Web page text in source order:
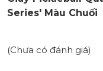
Series' Màu Chuối
(Chưa có đánh giá)